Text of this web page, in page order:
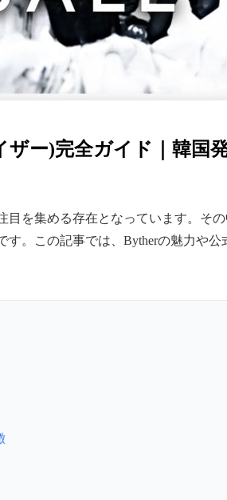
ザー)完全ガイド｜韓
を集める存在となっています。そ
。この記事では、Bytherの魅力や